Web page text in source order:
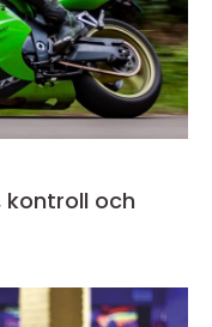
kontroll och